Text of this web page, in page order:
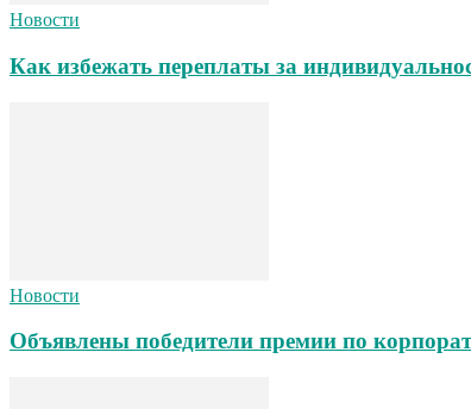
Новости
Как избежать переплаты за
Новости
Объявлены победители премии по